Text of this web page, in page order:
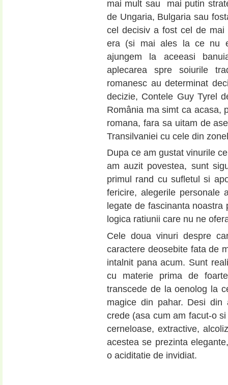
mai mult sau mai putin
de Ungaria, Bulgaria sau
cel decisiv a fost cel de
era (si mai ales la ce nu
ajungem la aceeasi
aplecarea spre soiurile
romanesc au determinat
decizie, Contele Guy Tyrel
România ma simt ca acasa,
romana, fara sa uitam de
Transilvaniei cu cele din
Dupa ce am gustat vinurile
am auzit povestea, sunt
primul rand cu sufletul si
fericire, alegerile personale
legate de fascinanta
logica ratiunii care nu ne
Cele doua vinuri despre
caractere deosebite fata de
intalnit pana acum. Sunt
cu materie prima de
transcede de la oenolog la
magice din pahar. Desi din
crede (asa cum am facut-o
cerneloase, extractive,
acestea se prezinta
o aciditatie de invidiat.